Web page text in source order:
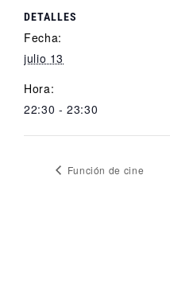
DETALLES
Fecha:
julio 13
Hora:
22:30 - 23:30
Función de cine